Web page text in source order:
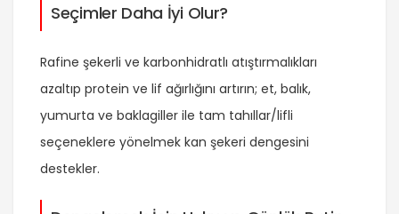
Seçimler Daha İyi Olur?
Rafine şekerli ve karbonhidratlı atıştırmalıkları
azaltıp protein ve lif ağırlığını artırın; et, balık,
yumurta ve baklagiller ile tam tahıllar/lifli
seçeneklere yönelmek kan şekeri dengesini
destekler.